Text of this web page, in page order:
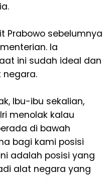
Prabowo sebelumnya
Ia
ini sudah ideal dan
Ibu-ibu sekalian,
menolak kalau
di bawah
bagi kami posisi
adalah posisi yang
alat negara yang